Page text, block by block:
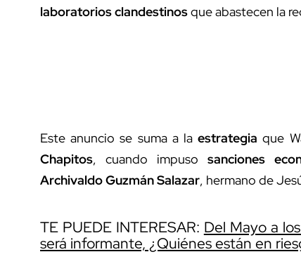
laboratorios clandestinosque abastecen la
Este anuncio se suma a laestrategia que
Chapitos, cuando impuso sanciones
Archivaldo Guzmán Salazar, hermano de
TE PUEDE INTERESAR: Del Mayo a
será informante, ¿Quiénes están en